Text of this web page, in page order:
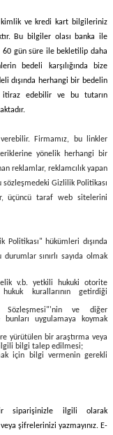
ve kredi kart bilgileriniz
Bu bilgiler olası banka ile
60 gün süre ile bekletilip daha
bedeli karşılığında bize
dışında herhangi bir bedelin
itiraz edebilir ve bu tutarın
Firmamız, bu linkler
yönelik herhangi bir
reklamlar, reklamcılık yapan
sözleşmedeki Gizlilik Politikası
üçüncü taraf web sitelerini
Politikası" hükümleri dışında
sınırlı sayıda olmak
v.b. yetkili hukuki otorite
kurallarının getirdiği
Sözleşmesi"'nin ve diğer
uygulamaya koymak
yürütülen bir araştırma veya
ilgili bilgi talep edilmesi;
için bilgi vermenin gerekli
siparişinizle ilgili olarak
şifrelerinizi yazmayınız. E-